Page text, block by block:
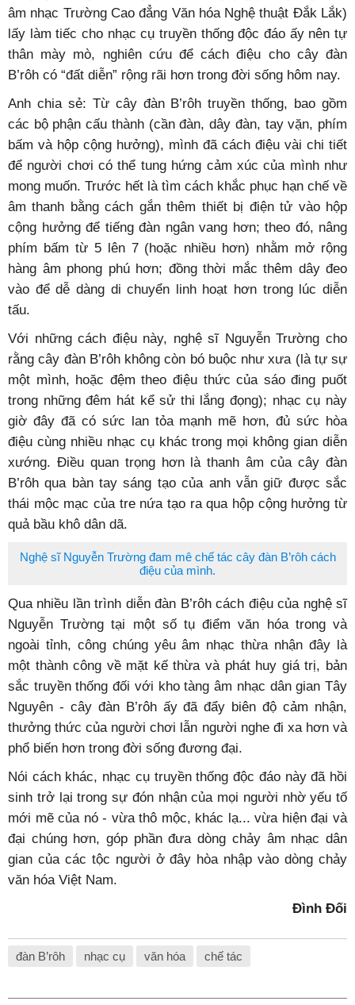
âm nhạc Trường Cao đẳng Văn hóa Nghệ thuật Đắk Lắk)
lấy làm tiếc cho nhạc cụ truyền thống độc đáo ấy nên tự
thân mày mò, nghiên cứu để cách điệu cho cây đàn
B’rôh có “đất diễn” rộng rãi hơn trong đời sống hôm nay.
Anh chia sẻ: Từ cây đàn B’rôh truyền thống, bao gồm
các bộ phận cấu thành (cần đàn, dây đàn, tay vặn, phím
bấm và hộp cộng hưởng), mình đã cách điệu vài chi tiết
để người chơi có thể tung hứng cảm xúc của mình như
mong muốn. Trước hết là tìm cách khắc phục hạn chế về
âm thanh bằng cách gắn thêm thiết bị điện tử vào hộp
cộng hưởng để tiếng đàn ngân vang hơn; theo đó, nâng
phím bấm từ 5 lên 7 (hoặc nhiều hơn) nhằm mở rộng
hàng âm phong phú hơn; đồng thời mắc thêm dây đeo
vào để dễ dàng di chuyển linh hoạt hơn trong lúc diễn
tấu.
Với những cách điệu này, nghệ sĩ Nguyễn Trường cho
rằng cây đàn B’rôh không còn bó buộc như xưa (là tự sự
một mình, hoặc đệm theo điệu thức của sáo đing puốt
trong những đêm hát kể sử thi lắng đọng); nhạc cụ này
giờ đây đã có sức lan tỏa mạnh mẽ hơn, đủ sức hòa
điệu cùng nhiều nhạc cụ khác trong mọi không gian diễn
xướng. Điều quan trọng hơn là thanh âm của cây đàn
B’rôh qua bàn tay sáng tạo của anh vẫn giữ được sắc
thái mộc mạc của tre nứa tạo ra qua hộp cộng hưởng từ
quả bầu khô dân dã.
Nghệ sĩ Nguyễn Trường đam mê chế tác cây đàn B’rôh cách
điệu của mình.
Qua nhiều lần trình diễn đàn B’rôh cách điệu của nghệ sĩ
Nguyễn Trường tại một số tụ điểm văn hóa trong và
ngoài tỉnh, công chúng yêu âm nhạc thừa nhận đây là
một thành công về mặt kế thừa và phát huy giá trị, bản
sắc truyền thống đối với kho tàng âm nhạc dân gian Tây
Nguyên - cây đàn B’rôh ấy đã đẩy biên độ cảm nhận,
thưởng thức của người chơi lẫn người nghe đi xa hơn và
phổ biến hơn trong đời sống đương đại.
Nói cách khác, nhạc cụ truyền thống độc đáo này đã hồi
sinh trở lại trong sự đón nhận của mọi người nhờ yếu tố
mới mẽ của nó - vừa thô mộc, khác lạ... vừa hiện đại và
đại chúng hơn, góp phần đưa dòng chảy âm nhạc dân
gian của các tộc người ở đây hòa nhập vào dòng chảy
văn hóa Việt Nam.
Đình Đối
đàn B’rôh nhạc cụ văn hóa chế tác